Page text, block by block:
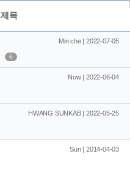
제목
Min che | 2022-07-05
6
Now | 2022-06-04
HWANG SUNKAB | 2022-05-25
Sun | 2014-04-03